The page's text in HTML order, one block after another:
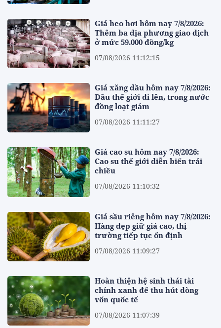
Giá heo hơi hôm nay 7/8/2026:
Thêm ba địa phương giao dịch
ở mức 59.000 đồng/kg
07/08/2026 11:12:15
Giá xăng dầu hôm nay 7/8/2026:
Dầu thế giới đi lên, trong nước
đồng loạt giảm
07/08/2026 11:11:27
Giá cao su hôm nay 7/8/2026:
Cao su thế giới diễn biến trái
chiều
07/08/2026 11:10:32
Giá sầu riêng hôm nay 7/8/2026:
Hàng đẹp giữ giá cao, thị
trường tiếp tục ổn định
07/08/2026 11:09:27
Hoàn thiện hệ sinh thái tài
chính xanh để thu hút dòng
vốn quốc tế
07/08/2026 11:07:39